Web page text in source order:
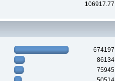
106917.77
674197
86134
75945